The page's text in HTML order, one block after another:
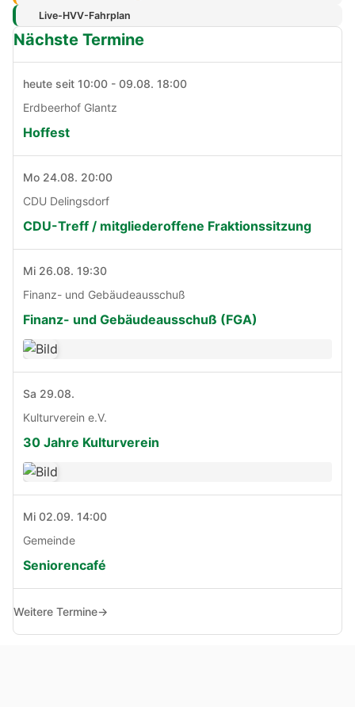
Live-HVV-Fahrplan
Nächste Termine
heute seit 10:00 - 09.08. 18:00
Erdbeerhof Glantz
Hoffest
Mo 24.08. 20:00
CDU Delingsdorf
CDU-Treff / mitgliederoffene Fraktionssitzung
Mi 26.08. 19:30
Finanz- und Gebäudeausschuß
Finanz- und Gebäudeausschuß (FGA)
Sa 29.08.
Kulturverein e.V.
30 Jahre Kulturverein
Mi 02.09. 14:00
Gemeinde
Seniorencafé
Weitere Termine→